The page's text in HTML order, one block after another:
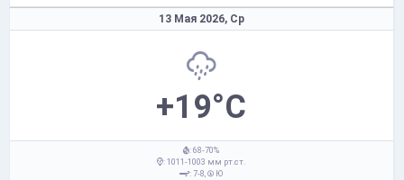
13 Мая 2026, Ср
+19°C
: 68-70%
: 1011-1003 мм рт.ст.
: 7-8,
Ю